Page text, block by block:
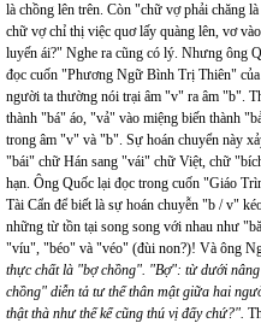
là chồng lên trên. Còn "chữ vợ phải chăng
chữ vợ chỉ thị việc quơ lấy quàng lên, vơ
luyến ái?" Nghe ra cũng có lý. Nhưng ông
đọc cuốn "Phương Ngữ Bình Trị Thiên"
người ta thường nói trại âm "v" ra âm "b".
thành "bá" áo, "vả" vào miệng biến thành
trong âm "v" và "b". Sự hoán chuyển này
"bái" chữ Hán sang "vái" chữ Việt, chữ
hạn. Ông Quốc lại đọc trong cuốn "Giáo
Tài Cẩn để biết là sự hoán chuyễn "b / v"
những từ tồn tại song song với nhau như
"víu", "béo" và "véo" (đùi non?)! Và ông
thực chất là "bợ chồng". "Bợ": từ dưới
chồng" diễn tả tư thế thân mật giữa hai
thật thà như thế kể cũng thú vị đấy chứ?".